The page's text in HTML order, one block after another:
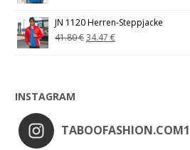
JN 1120 Herren-Steppjacke
41.80€34.47€
INSTAGRAM
TABOOFASHION.COM1